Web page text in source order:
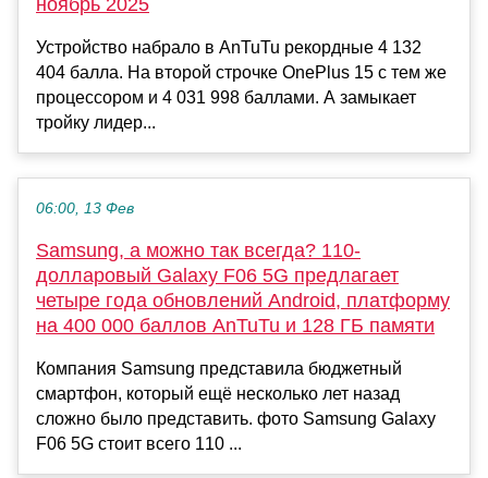
Устройство набрало в AnTuTu рекордные 4 132
404 балла. На второй строчке OnePlus 15 с тем же
процессором и 4 031 998 баллами. А замыкает
тройку лидер...
06:00, 13 Фев
Samsung, а можно так всегда? 110-
долларовый Galaxy F06 5G предлагает
четыре года обновлений Android, платформу
на 400 000 баллов AnTuTu и 128 ГБ памяти
Компания Samsung представила бюджетный
смартфон, который ещё несколько лет назад
сложно было представить. фото Samsung Galaxy
F06 5G стоит всего 110 ...